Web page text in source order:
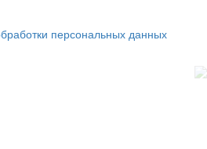
персональных данных